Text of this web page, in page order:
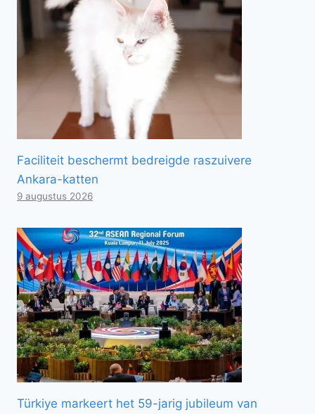
Faciliteit beschermt bedreigde raszuivere
Ankara-katten
9 augustus 2026
Türkiye markeert het 59-jarig jubileum van